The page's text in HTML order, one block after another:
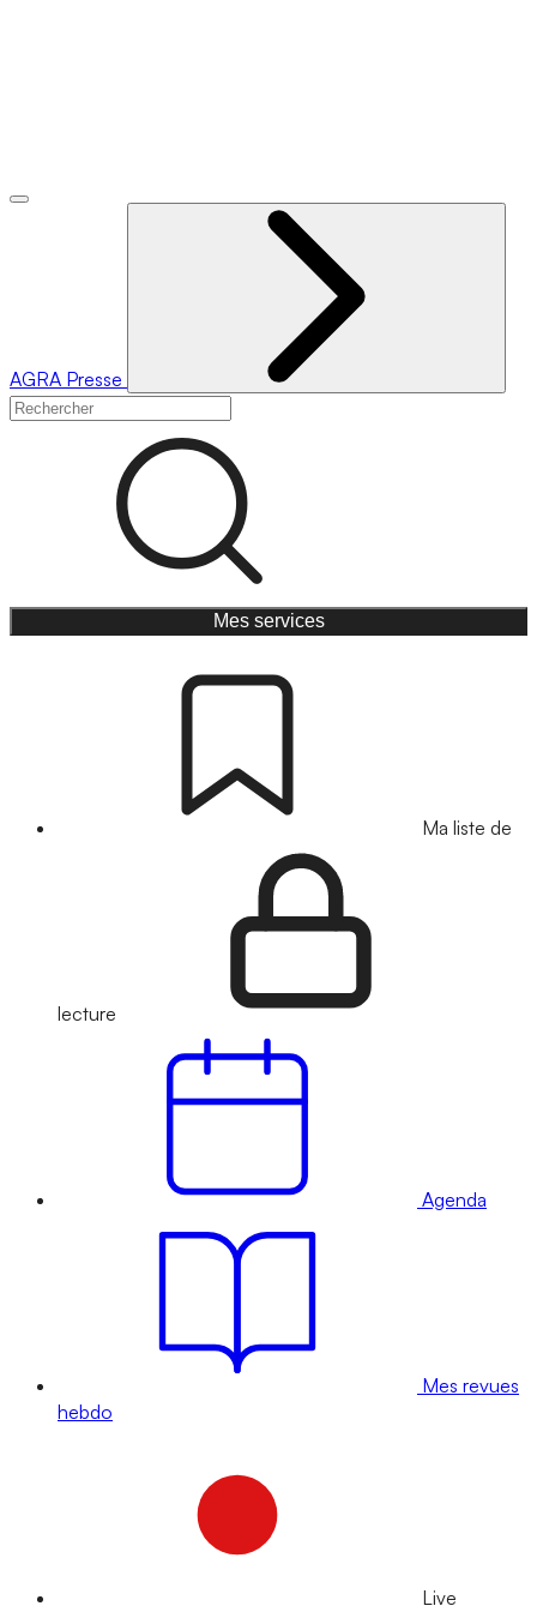
AGRA Presse
Mes services
Ma liste de
lecture
Agenda
Mes revues
hebdo
Live